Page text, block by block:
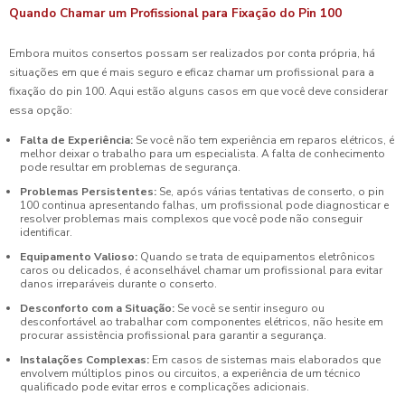
Quando Chamar um Profissional para Fixação do Pin 100
Embora muitos consertos possam ser realizados por conta própria, há
situações em que é mais seguro e eficaz chamar um profissional para a
fixação do pin 100. Aqui estão alguns casos em que você deve considerar
essa opção:
Falta de Experiência: Se você não tem experiência em reparos elétricos, é
melhor deixar o trabalho para um especialista. A falta de conhecimento
pode resultar em problemas de segurança.
Problemas Persistentes: Se, após várias tentativas de conserto, o pin
100 continua apresentando falhas, um profissional pode diagnosticar e
resolver problemas mais complexos que você pode não conseguir
identificar.
Equipamento Valioso: Quando se trata de equipamentos eletrônicos
caros ou delicados, é aconselhável chamar um profissional para evitar
danos irreparáveis durante o conserto.
Desconforto com a Situação: Se você se sentir inseguro ou
desconfortável ao trabalhar com componentes elétricos, não hesite em
procurar assistência profissional para garantir a segurança.
Instalações Complexas: Em casos de sistemas mais elaborados que
envolvem múltiplos pinos ou circuitos, a experiência de um técnico
qualificado pode evitar erros e complicações adicionais.